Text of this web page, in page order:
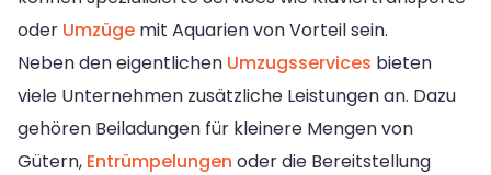
oder Umzüge mit Aquarien von Vorteil sein.
Neben den eigentlichen Umzugsservices bieten
viele Unternehmen zusätzliche Leistungen an. Dazu
gehören Beiladungen für kleinere Mengen von
Gütern, Entrümpelungen oder die Bereitstellung